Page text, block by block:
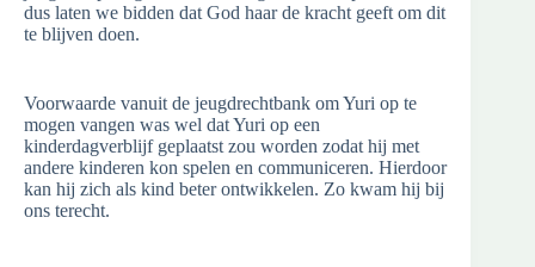
dus laten we bidden dat God haar de kracht geeft om dit
te blijven doen.
Voorwaarde vanuit de jeugdrechtbank om Yuri op te
mogen vangen was wel dat Yuri op een
kinderdagverblijf geplaatst zou worden zodat hij met
andere kinderen kon spelen en communiceren. Hierdoor
kan hij zich als kind beter ontwikkelen. Zo kwam hij bij
ons terecht.